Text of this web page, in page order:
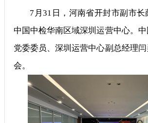
7月31日，河南省开封市副市
中国中检华南区域深圳运营中心。中
党委委员、深圳运营中心副总经理
会。